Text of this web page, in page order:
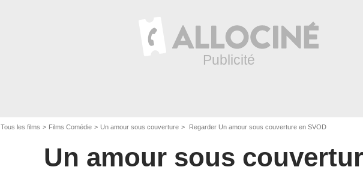
Tous les films Films Comédie Un amour sous couverture Regarder Un amour sous couverture en SVOD
Un amour sous